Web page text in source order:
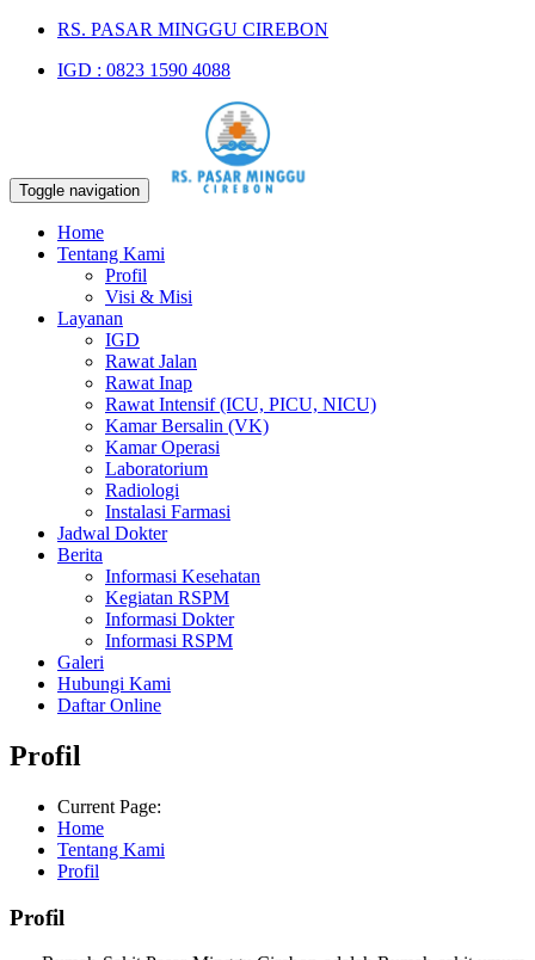
RS. PASAR MINGGU CIREBON
IGD : 0823 1590 4088
Toggle navigation
Home
Tentang Kami
Profil
Visi & Misi
Layanan
IGD
Rawat Jalan
Rawat Inap
Rawat Intensif (ICU, PICU, NICU)
Kamar Bersalin (VK)
Kamar Operasi
Laboratorium
Radiologi
Instalasi Farmasi
Jadwal Dokter
Berita
Informasi Kesehatan
Kegiatan RSPM
Informasi Dokter
Informasi RSPM
Galeri
Hubungi Kami
Daftar Online
Profil
Current Page:
Home
Tentang Kami
Profil
Profil